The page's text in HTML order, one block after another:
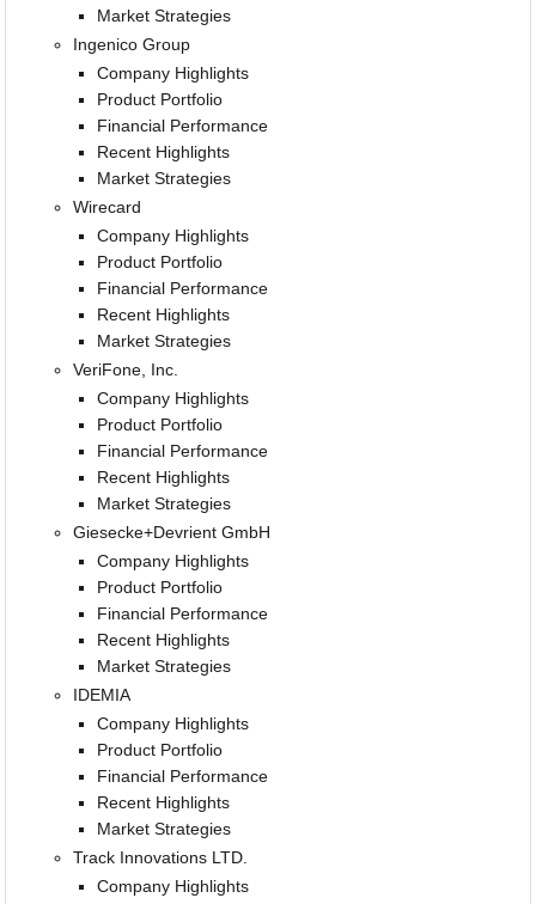
Market Strategies
Ingenico Group
Company Highlights
Product Portfolio
Financial Performance
Recent Highlights
Market Strategies
Wirecard
Company Highlights
Product Portfolio
Financial Performance
Recent Highlights
Market Strategies
VeriFone, Inc.
Company Highlights
Product Portfolio
Financial Performance
Recent Highlights
Market Strategies
Giesecke+Devrient GmbH
Company Highlights
Product Portfolio
Financial Performance
Recent Highlights
Market Strategies
IDEMIA
Company Highlights
Product Portfolio
Financial Performance
Recent Highlights
Market Strategies
Track Innovations LTD.
Company Highlights